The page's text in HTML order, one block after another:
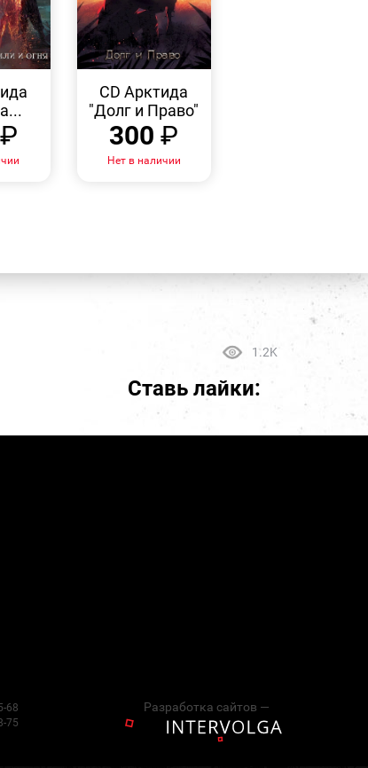
₽
CD Арктида
"Долг и Право"
300₽
Нет в наличии
1.2K
Ставь лайки:
68
75
Разработка сайтов —